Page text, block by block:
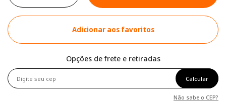
Adicionar aos favoritos
Opções de frete e retiradas
Calcular
Não sabe o CEP?